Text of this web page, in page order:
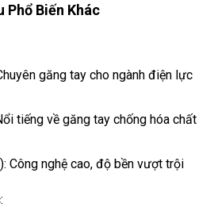
Phổ Biến Khác
găng tay cho ngành điện lực
tiếng về găng tay chống hóa chất
Công nghệ cao, độ bền vượt trội